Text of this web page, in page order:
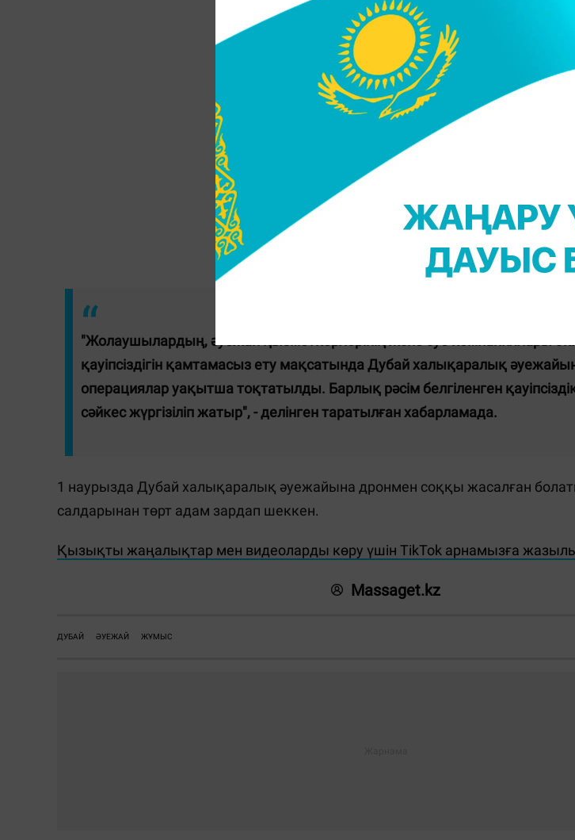
"Жолаушылардың, әуежай қызметкерлерінің және әуе компаниялары
қауіпсіздігін қамтамасыз ету мақсатында Дубай халықаралық
операциялар уақытша тоқтатылды. Барлық рәсім белгіленген
сәйкес жүргізіліп жатыр", - делінген таратылған хабарламада.
1 наурызда Дубай халықаралық әуежайына дронмен соққы жасалған
салдарынан төрт адам зардап шеккен.
Қызықты жаңалықтар мен видеоларды көру үшін TikTok арнамызға
Massaget.kz
ДУБАЙ ӘУЕЖАЙ ЖҰМЫС